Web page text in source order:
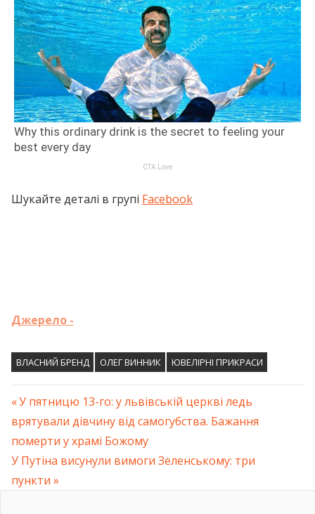
Шукайте деталі в групі Facebook
Джерело -
ВЛАСНИЙ БРЕНД ОЛЕГ ВИННИК ЮВЕЛІРНІ ПРИКРАСИ
Навігація
записів
Previous
Post:
У пятницю 13-го: у львівській церкві ледь
врятували дівчину від самогубства. Бажання
померти у храмі Божому
Next
Post:
У Путіна висунули вимоги Зеленському: три
пункти